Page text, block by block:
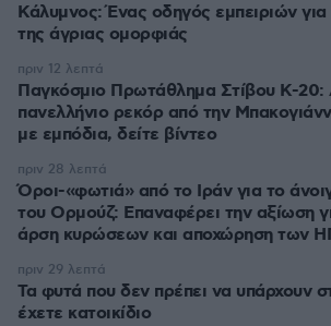
Κάλυμνος: Ένας οδηγός εμπειριών για
της άγριας ομορφιάς
Παγκόσμιο Πρωτάθλημα Στίβου Κ-20:
πανελλήνιο ρεκόρ από την
με εμπόδια, δείτε βίντεο
πριν 12 λεπτά
Όροι-«φωτιά» από το Ιράν για το
του Ορμούζ: Επαναφέρει την αξίωση
άρση κυρώσεων και αποχώρηση των
πριν 28 λεπτά
Τα φυτά που δεν πρέπει να υπάρχουν
έχετε κατοικίδιο
πριν 29 λεπτά